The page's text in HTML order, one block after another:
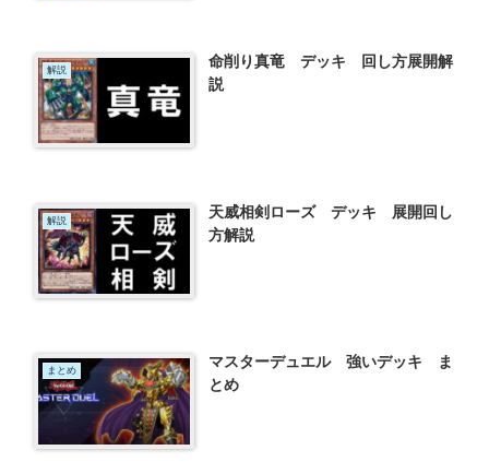
解説
命削り真竜 デッキ 回し方展開解
説
解説
天威相剣ローズ デッキ 展開回し
方解説
まとめ
マスターデュエル 強いデッキ ま
とめ